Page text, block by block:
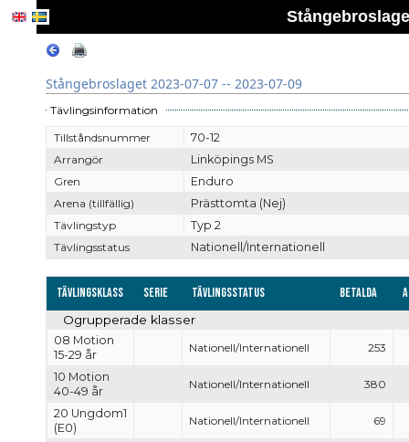
Stångebroslaget 2023-07-07 -- 2023-07-09
Tävlingsinformation
Tillståndsnummer
70-12
Arrangör
Linköpings MS
Gren
Enduro
Arena (tillfällig)
Prästtomta (Nej)
Tävlingstyp
Typ 2
Tävlingsstatus
Nationell/Internationell
Tävlingsklass Serie Tävlingsstatus Betalda
Ogrupperade klasser
08 Motion
15-29 år
Nationell/Internationell 253
10 Motion
40-49 år
Nationell/Internationell 380
20 Ungdom1
(E0)
Nationell/Internationell 69